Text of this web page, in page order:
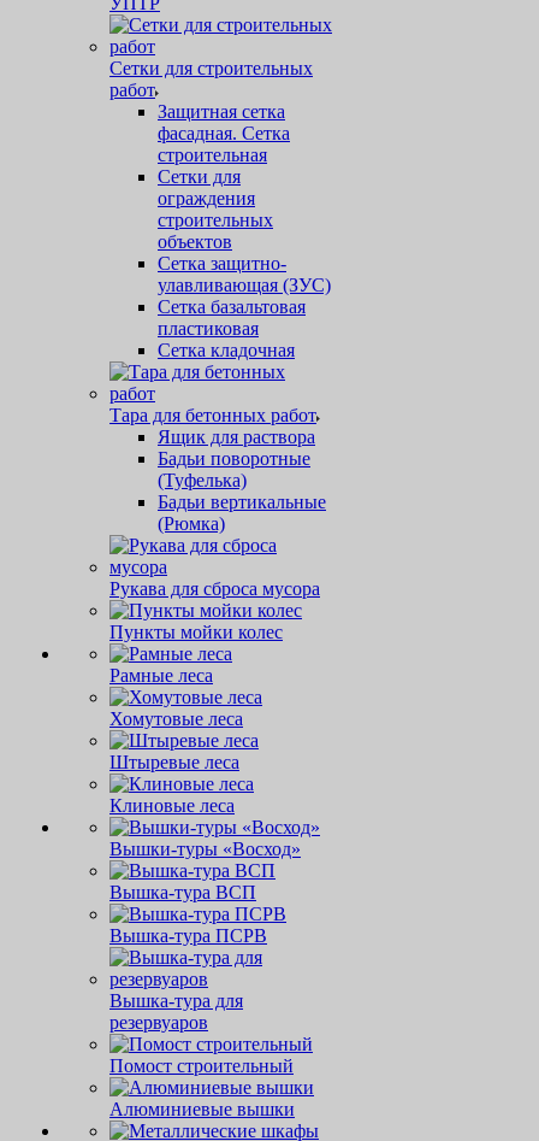
Сетки для строительных
работ
Защитная cетка
фасадная. Сетка
строительная
Сетки для
ограждения
строительных
объектов
Сетка защитно-
улавливающая (ЗУС)
Сетка базальтовая
пластиковая
Сетка кладочная
Тара для бетонных работ
Ящик для раствора
Бадьи поворотные
(Туфелька)
Бадьи вертикальные
(Рюмка)
Рукава для сброса мусора
Пункты мойки колес
Рамные леса
Хомутовые леса
Штыревые леса
Клиновые леса
Вышки-туры «Восход»
Вышка-тура ВСП
Вышка-тура ПСРВ
Вышка-тура для
резервуаров
Помост строительный
Алюминиевые вышки